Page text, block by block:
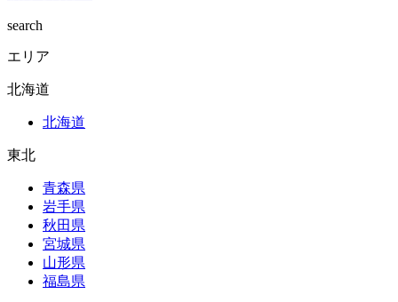
search
エリア
北海道
北海道
東北
青森県
岩手県
秋田県
宮城県
山形県
福島県